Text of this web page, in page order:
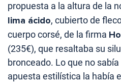
propuesta a la altura de la
lima ácido, cubierto de
cuerpo corsé, de la firma
(235€), que resaltaba su
bronceado. Lo que no
apuesta estilística la había